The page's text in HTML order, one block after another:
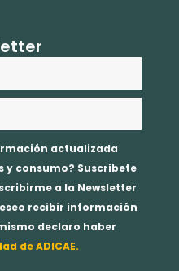
actualizada
y consumo? Suscríbete
a la Newsletter
recibir información
declaro haber
de ADICAE.